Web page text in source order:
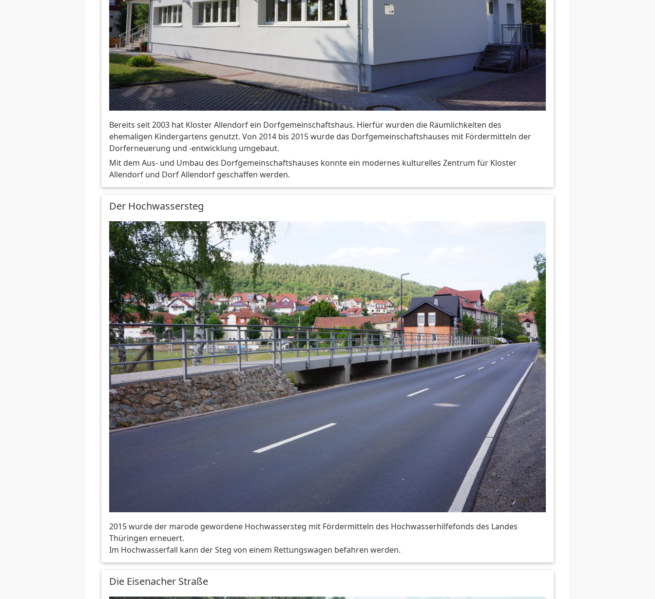
Bereits seit 2003 hat Kloster Allendorf ein Dorfgemeinschaftshaus. Hierfür wurden die Räumlichkeiten des
ehemaligen Kindergartens genutzt. Von 2014 bis 2015 wurde das Dorfgemeinschaftshauses mit Fördermitteln der
Dorferneuerung und -entwicklung umgebaut.
Mit dem Aus- und Umbau des Dorfgemeinschaftshauses konnte ein modernes kulturelles Zentrum für Kloster
Allendorf und Dorf Allendorf geschaffen werden.
Der Hochwassersteg
2015 wurde der marode gewordene Hochwassersteg mit Fördermitteln des Hochwasserhilfefonds des Landes
Thüringen erneuert.
Im Hochwasserfall kann der Steg von einem Rettungswagen befahren werden.
Die Eisenacher Straße